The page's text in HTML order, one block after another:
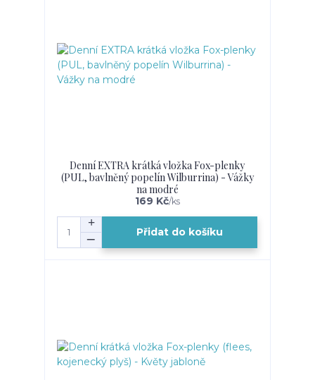
Denní EXTRA krátká vložka Fox-plenky
(PUL, bavlněný popelín Wilburrina) - Vážky
na modré
169 Kč/ks
Přidat do košíku